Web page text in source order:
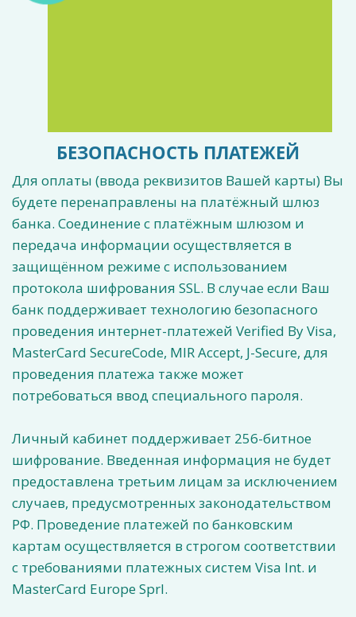
БЕЗОПАСНОСТЬ ПЛАТЕЖЕЙ
Для оплаты (ввода реквизитов Вашей карты) Вы
будете перенаправлены на платёжный шлюз
банка. Соединение с платёжным шлюзом и
передача информации осуществляется в
защищённом режиме с использованием
протокола шифрования SSL. В случае если Ваш
банк поддерживает технологию безопасного
проведения интернет-платежей Verified By Visa,
MasterCard SecureCode, MIR Accept, J-Secure, для
проведения платежа также может
потребоваться ввод специального пароля.
Личный кабинет поддерживает 256-битное
шифрование. Введенная информация не будет
предоставлена третьим лицам за исключением
случаев, предусмотренных законодательством
РФ. Проведение платежей по банковским
картам осуществляется в строгом соответствии
с требованиями платежных систем Visa Int. и
MasterCard Europe Sprl.